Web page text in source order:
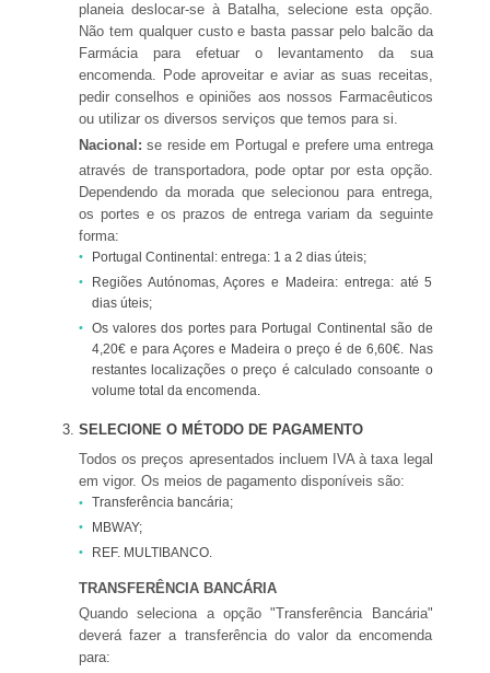
planeia deslocar-se à Batalha, selecione esta opção.
Não tem qualquer custo e basta passar pelo balcão da
Farmácia para efetuar o levantamento da sua
encomenda. Pode aproveitar e aviar as suas receitas,
pedir conselhos e opiniões aos nossos Farmacêuticos
ou utilizar os diversos serviços que temos para si.
Nacional: se reside em Portugal e prefere uma entrega
através de transportadora, pode optar por esta opção.
Dependendo da morada que selecionou para entrega,
os portes e os prazos de entrega variam da seguinte
forma:
Portugal Continental: entrega: 1 a 2 dias úteis;
Regiões Autónomas, Açores e Madeira: entrega: até 5
dias úteis;
Os valores dos portes para Portugal Continental são de
4,20€ e para Açores e Madeira o preço é de 6,60€. Nas
restantes localizações o preço é calculado consoante o
volume total da encomenda.
SELECIONE O MÉTODO DE PAGAMENTO
Todos os preços apresentados incluem IVA à taxa legal
em vigor. Os meios de pagamento disponíveis são:
Transferência bancária;
MBWAY;
REF. MULTIBANCO.
TRANSFERÊNCIA BANCÁRIA
Quando seleciona a opção "Transferência Bancária"
deverá fazer a transferência do valor da encomenda
para: